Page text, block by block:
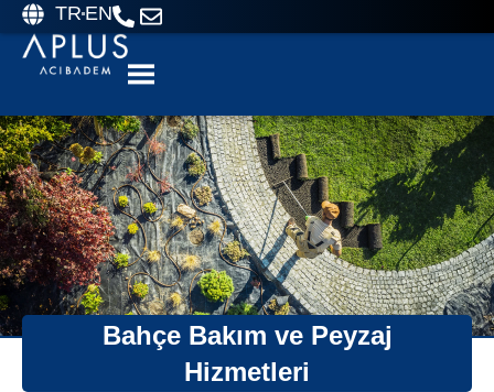
TR EN
Bahçe Bakım ve Peyzaj
Hizmetleri